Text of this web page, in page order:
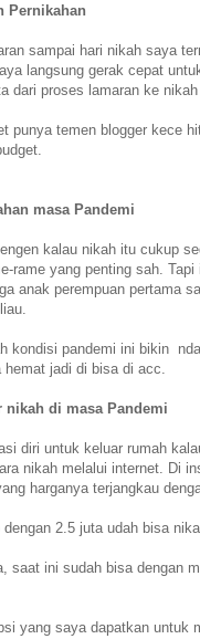
Pernikahan
sampai hari nikah saya
langsung gerak cepat
dari proses lamaran ke
punya temen blogger kece
masa Pandemi
kalau nikah itu cukup
rame yang penting sah.
anak perempuan pertama
kondisi pandemi ini bikin
hemat jadi di bisa di acc.
nikah di masa Pandemi
diri untuk keluar rumah
nikah melalui internet. Di
harganya terjangkau
dengan 2.5 juta udah bisa
saat ini sudah bisa dengan
yang saya dapatkan untuk